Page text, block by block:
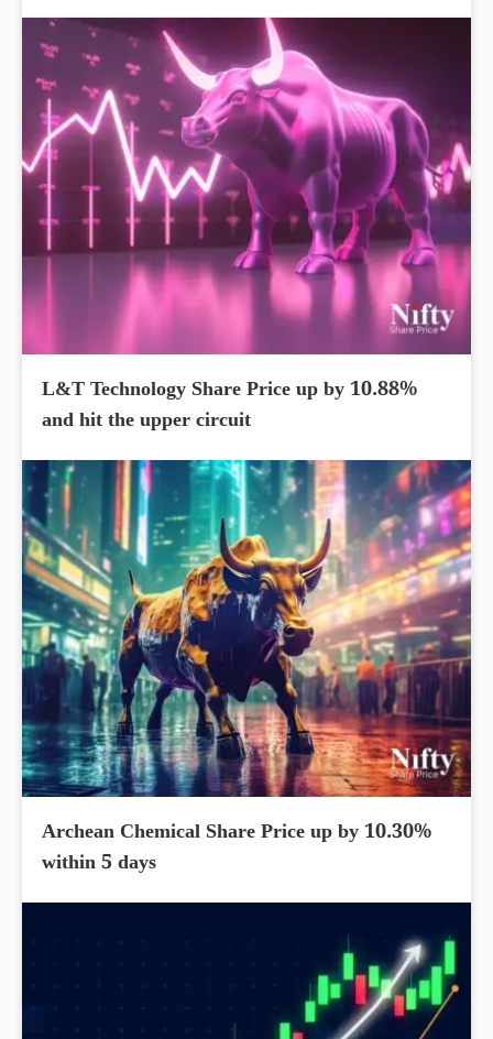
L&T Technology Share Price up by 10.88%
and hit the upper circuit
Archean Chemical Share Price up by 10.30%
within 5 days